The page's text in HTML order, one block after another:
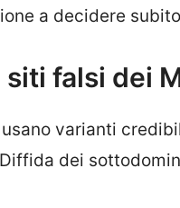
a decidere
falsi dei
varianti
dei